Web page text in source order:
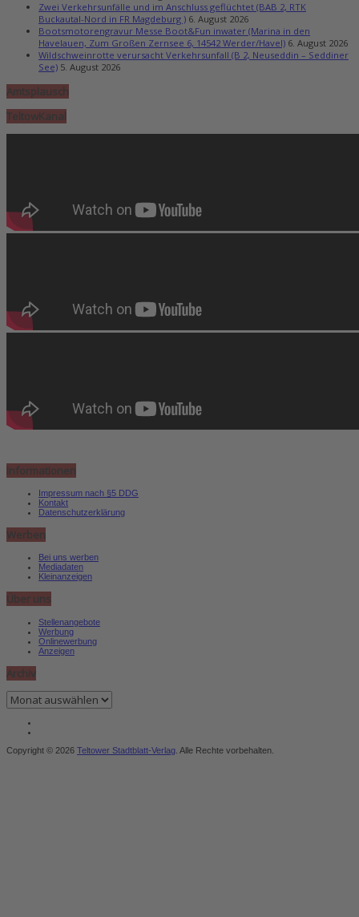
Zwei Verkehrsunfälle und im Anschluss geflüchtet (BAB 2, RTK
Buckautal-Nord in FR Magdeburg ) 6. August 2026
Bootsmotorengravur Messe Boot&Fun inwater (Marina in den
Havelauen, Zum Großen Zernsee 6, 14542 Werder/Havel) 6. August 2026
Wildschweinrotte verursacht Verkehrsunfall (B 2, Neuseddin – Seddiner
See) 5. August 2026
Amtsplausch
TeltowKanal
Informationen
Impressum nach §5 DDG
Kontakt
Datenschutzerklärung
Werben
Bei uns werben
Mediadaten
Kleinanzeigen
Über uns
Stellenangebote
Werbung
Onlinewerbung
Anzeigen
Archiv
Archiv
Copyright © 2026 Teltower Stadtblatt-Verlag . Alle Rechte vorbehalten.